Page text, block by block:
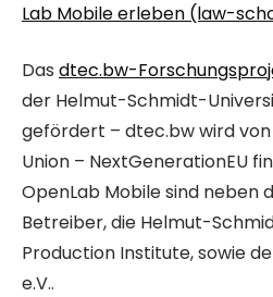
Lab Mobile erleben (law-
Das dtec.bw-
der Helmut-Schmidt-
gefördert – dtec.bw wird
Union – NextGenerationEU
OpenLab Mobile sind neben
Betreiber, die Helmut-
Production Institute, sowie
e.V..